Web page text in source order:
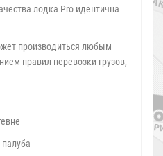
лодка Pro идентична
производиться любым
правил перевозки грузов,